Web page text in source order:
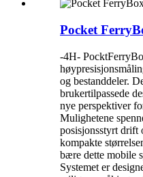
Pocket
-4H-
og bestanddeler.
brukertilpassede
nye perspektiver
Mulighetene
posisjonsstyrt drift
kompakte
bære dette mobile
Systemet er